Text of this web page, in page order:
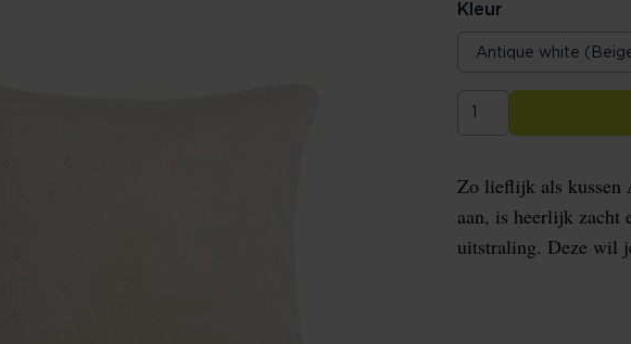
Kleur
Zo lieflijk als kussen
aan, is heerlijk zacht
uitstraling. Deze wil